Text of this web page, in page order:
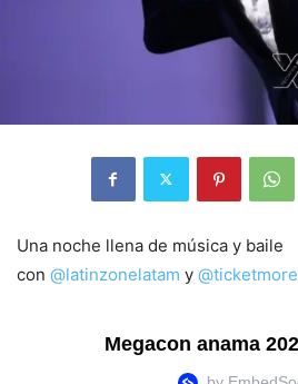
Una noche llena de música y baile
con @latinzonelatam y @ticketmore